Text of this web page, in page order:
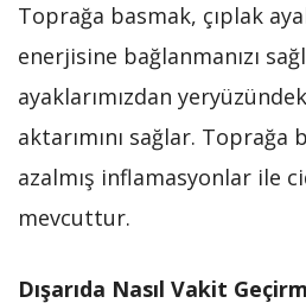
Toprağa basmak, çıplak
enerjisine bağlanmanızı
ayaklarımızdan
aktarımını sağlar. Toprağa
azalmış inflamasyonlar ile
mevcuttur.
Dışarıda Nasıl Vakit